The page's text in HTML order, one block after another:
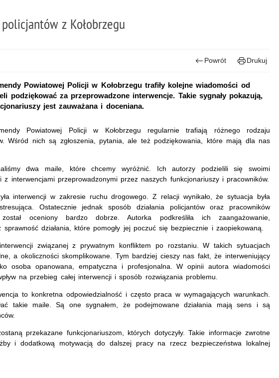
z Kołobrzegu
Powrót Drukuj
Powiatowej Policji w Kołobrzegu trafiły kolejne wiadomości od
podziękować za przeprowadzone interwencje. Takie sygnały pokazują,
jest zauważana i doceniana.
Powiatowej Policji w Kołobrzegu regularnie trafiają różnego rodzaju
Wśród nich są zgłoszenia, pytania, ale też podziękowania, które mają dla nas
dwa maile, które chcemy wyróżnić. Ich autorzy podzielili się swoimi
z interwencjami przeprowadzonymi przez naszych funkcjonariuszy i pracowników.
interwencji w zakresie ruchu drogowego. Z relacji wynikało, że sytuacja była
Ostatecznie jednak sposób działania policjantów oraz pracowników
został oceniony bardzo dobrze. Autorka podkreśliła ich zaangażowanie,
działania, które pomogły jej poczuć się bezpiecznie i zaopiekowaną.
związanej z prywatnym konfliktem po rozstaniu. W takich sytuacjach
a okoliczności skomplikowane. Tym bardziej cieszy nas fakt, że interweniujący
osoba opanowana, empatyczna i profesjonalna. W opinii autora wiadomości
na przebieg całej interwencji i sposób rozwiązania problemu.
to konkretna odpowiedzialność i często praca w wymagających warunkach.
takie maile. Są one sygnałem, że podejmowane działania mają sens i są
przekazane funkcjonariuszom, których dotyczyły. Takie informacje zwrotne
i dodatkową motywacją do dalszej pracy na rzecz bezpieczeństwa lokalnej